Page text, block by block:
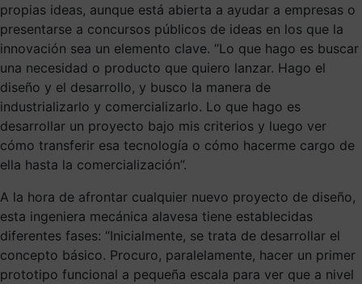
propias ideas, aunque está abierta a ayudar a empresas o
presentarse a concursos públicos de ideas en los que la
innovación sea un elemento clave. “Lo que hago es buscar
una necesidad o producto que quiero lanzar. Hago el
diseño y el desarrollo, y busco la manera de
industrializarlo y comercializarlo. Lo que hago es
desarrollar un proyecto bajo mis criterios y luego ver
cómo transferir esa tecnología o cómo hacerme cargo de
ella hasta la comercialización”.
A la hora de afrontar cualquier nuevo proyecto de diseño,
esta ingeniera mecánica alavesa tiene establecidas
diferentes fases: “Inicialmente, se trata de desarrollar el
concepto básico. Procuro, paralelamente, hacer un primer
prototipo funcional a pequeña escala para ver que a nivel